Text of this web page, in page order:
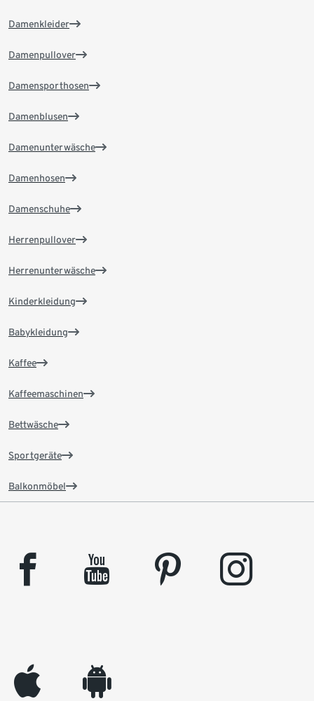
Damenkleider
Damenpullover
Damensporthosen
Damenblusen
Damenunterwäsche
Damenhosen
Damenschuhe
Herrenpullover
Herrenunterwäsche
Kinderkleidung
Babykleidung
Kaffee
Kaffeemaschinen
Bettwäsche
Sportgeräte
Balkonmöbel
facebook youtube pinterest instagram
appleinc android